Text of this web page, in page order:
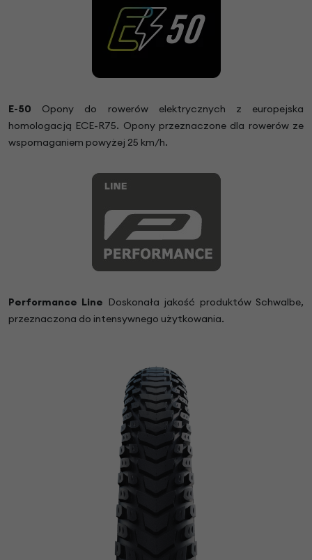
E-50 Opony do rowerów elektrycznych z europejska
homologacją ECE-R75. Opony przeznaczone dla rowerów ze
wspomaganiem powyżej 25 km/h.
Performance Line Doskonała jakość produktów Schwalbe,
przeznaczona do intensywnego użytkowania.